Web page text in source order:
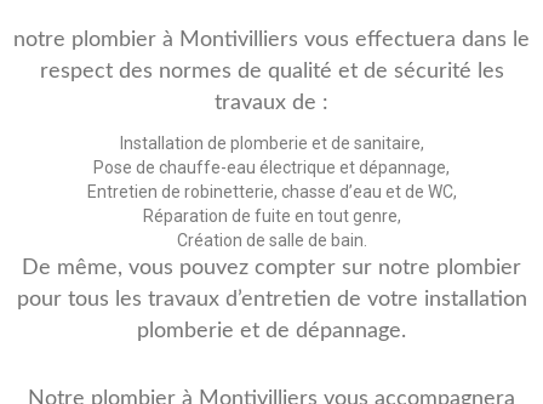
notre plombier à Montivilliers vous effectuera dans le
respect des normes de qualité et de sécurité les
travaux de :
Installation de plomberie et de sanitaire,
Pose de chauffe-eau électrique et dépannage,
Entretien de robinetterie, chasse d’eau et de WC,
Réparation de fuite en tout genre,
Création de salle de bain.
De même, vous pouvez compter sur notre plombier
pour tous les travaux d’entretien de votre installation
plomberie et de dépannage.
Notre plombier à Montivilliers vous accompagnera